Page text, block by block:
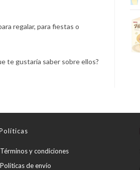
regalar, para fiestas o
te gustaría saber sobre ellos?
Términos y condicionesSe
Políticas de envío